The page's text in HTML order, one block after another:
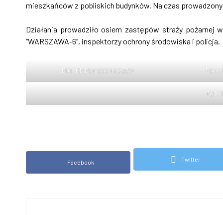
mieszkańców z pobliskich budynków. Na czas
Działania prowadziło osiem zastępów straży pożarnej
“WARSZAWA-6”, inspektorzy ochrony środowiska i policja.
FOT. KP PSP SOCHACZEW FOT.
FOT.
Facebook Twitter